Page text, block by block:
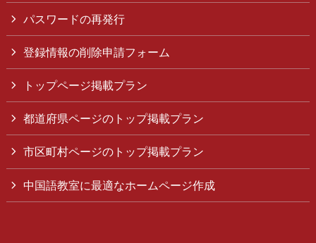
パスワードの再発行
登録情報の削除申請フォーム
トップページ掲載プラン
都道府県ページのトップ掲載プラン
市区町村ページのトップ掲載プラン
中国語教室に最適なホームページ作成